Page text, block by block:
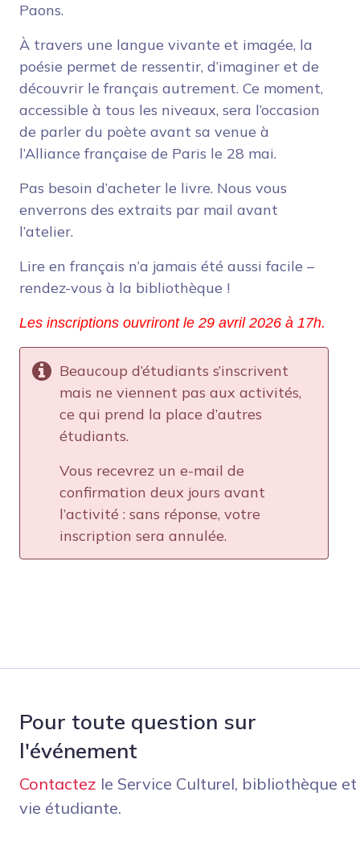
Paons.
À travers une langue vivante et imagée, la
poésie permet de ressentir, d’imaginer et de
découvrir le français autrement. Ce moment,
accessible à tous les niveaux, sera l’occasion
de parler du poète avant sa venue à
l’Alliance française de Paris le 28 mai.
Pas besoin d’acheter le livre. Nous vous
enverrons des extraits par mail avant
l’atelier.
Lire en français n’a jamais été aussi facile –
rendez-vous à la bibliothèque !
Les inscriptions ouvriront le 29 avril 2026 à 17h.
Beaucoup d’étudiants s’inscrivent
mais ne viennent pas aux activités,
ce qui prend la place d’autres
étudiants.
Vous recevrez un e-mail de
confirmation deux jours avant
l’activité : sans réponse, votre
inscription sera annulée.
Pour toute question sur
l'événement
Contactez le Service Culturel, bibliothèque et
vie étudiante.